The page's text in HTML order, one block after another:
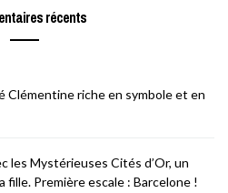
récents
Clémentine riche en symbole et en
les Mystérieuses Cités d’Or, un
fille. Première escale : Barcelone !